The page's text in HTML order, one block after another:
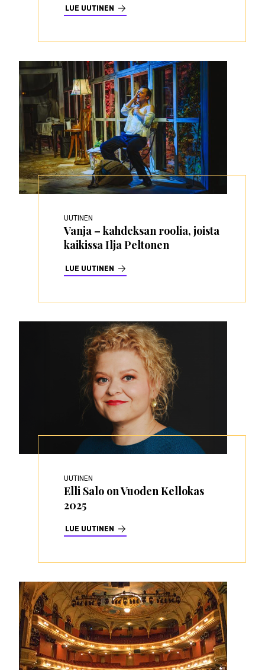
LUE UUTINEN
UUTINEN
Vanja – kahdeksan roolia, joista
kaikissa Ilja Peltonen
LUE UUTINEN
UUTINEN
Elli Salo on Vuoden Kellokas
2025
LUE UUTINEN